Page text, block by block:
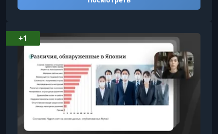
радость от рабочих процессов.Что вы узнаете
в этом курсеКурс включает практические
техники, которые помогут разобраться с э
+1